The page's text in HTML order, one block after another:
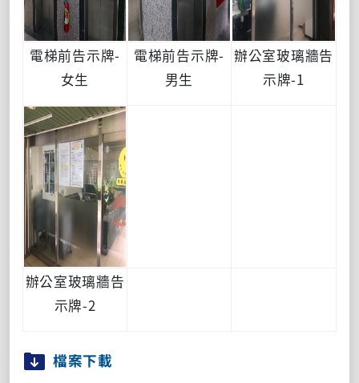
電梯前告示牌-
女生
電梯前告示牌-
男生
辦公室玻璃牆告
示牌-1
辦公室玻璃牆告
示牌-2
檔案下載